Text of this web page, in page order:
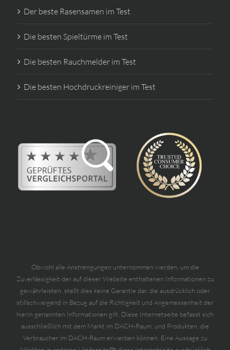
Der beste Rasensamen im Test
Die besten Spieltürme im Test
Die besten Rauchmelder im Test
Die besten Hochdruckreiniger im Test
Obwohl alle Anstrengungen unternommen werden, um die
Zuverlässigkeit der auf dieser Website enthaltenen Informationen zu
gewährleisten, stellt dies keine Garantie dar, die ausdrücklich oder
stillschweigend in Bezug auf die Richtigkeit und Angemessenheit der
hierin genannten Informationen gilt. Diese Internetseite befasst sich
ausschließlich mit dem Markt im DACH-Raum, und Produkten, die
Verbraucher im DACH-Raum erwerben können. Eine Aussage zu